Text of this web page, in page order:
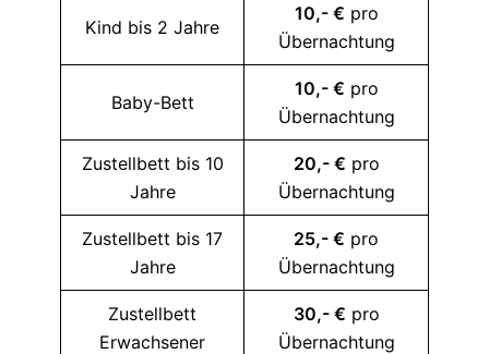
Kind bis 2 Jahre
10,- € pro
Übernachtung
Baby-Bett
10,- € pro
Übernachtung
Zustellbett bis 10
Jahre
20,- € pro
Übernachtung
Zustellbett bis 17
Jahre
25,- € pro
Übernachtung
Zustellbett
Erwachsener
30,- € pro
Übernachtung